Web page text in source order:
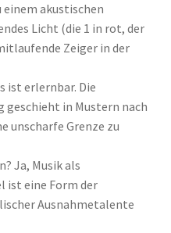
akustischen
Licht (die 1 in rot, der
Zeiger in der
ist erlernbar. Die
geschieht in Mustern nach
unscharfe Grenze zu
Ja, Musik als
eine Form der
Ausnahmetalente